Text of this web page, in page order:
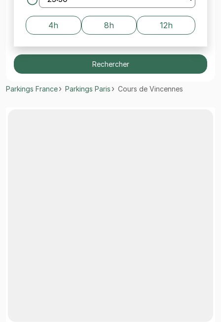
4h 8h 12h
Rechercher
Parkings France Parkings Paris Cours de Vincennes